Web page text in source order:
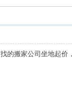
的搬家公司坐地起